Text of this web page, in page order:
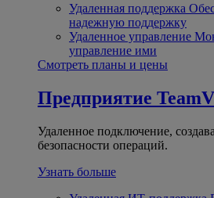
Удаленная поддержка
надежную поддержку
Удаленное управление
управление ими
Смотреть планы и цены
Предприятие
Удаленное подключение,
безопасности операций.
Узнать больше